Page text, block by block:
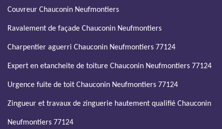
Couvreur Chauconin Neufmontiers
Ravalement de façade Chauconin Neufmontiers
Charpentier aguerri Chauconin Neufmontiers 77124
Expert en etancheite de toiture Chauconin Neufmontiers 77124
Urgence fuite de toit Chauconin Neufmontiers 77124
Zingueur et travaux de zinguerie hautement qualifié Chauconin
Neufmontiers 77124